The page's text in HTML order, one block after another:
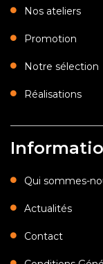
Nos ateliers
Promotion
Notre sélection
Réalisations
Qui sommes-
Actualités
Contact